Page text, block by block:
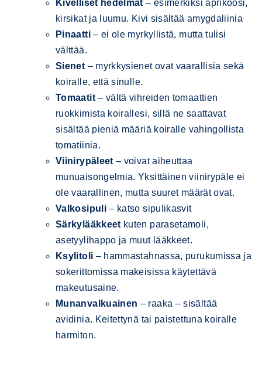
Kivelliset hedelmät – esimerkiksi aprikoosi,
kirsikat ja luumu. Kivi sisältää amygdaliinia
Pinaatti– ei ole myrkyllistä, mutta tulisi
välttää.
Sienet – myrkkysienet ovat vaarallisia sekä
koiralle, että sinulle.
Tomaatit– vältä vihreiden tomaattien
ruokkimista koirallesi, sillä ne saattavat
sisältää pieniä määriä koiralle vahingollista
tomatiinia.
Viinirypäleet – voivat aiheuttaa
munuaisongelmia. Yksittäinen viinirypäle ei
ole vaarallinen, mutta suuret määrät ovat.
Valkosipuli– katso sipulikasvit
Särkylääkkeet kuten parasetamoli,
asetyylihappo ja muut lääkkeet.
Ksylitoli – hammastahnassa, purukumissa ja
sokerittomissa makeisissa käytettävä
makeutusaine.
Munanvalkuainen – raaka – sisältää
avidinia. Keitettynä tai paistettuna koiralle
harmiton.